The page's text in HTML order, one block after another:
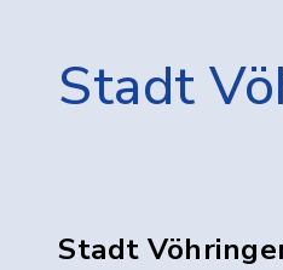
Stadt
Stadt